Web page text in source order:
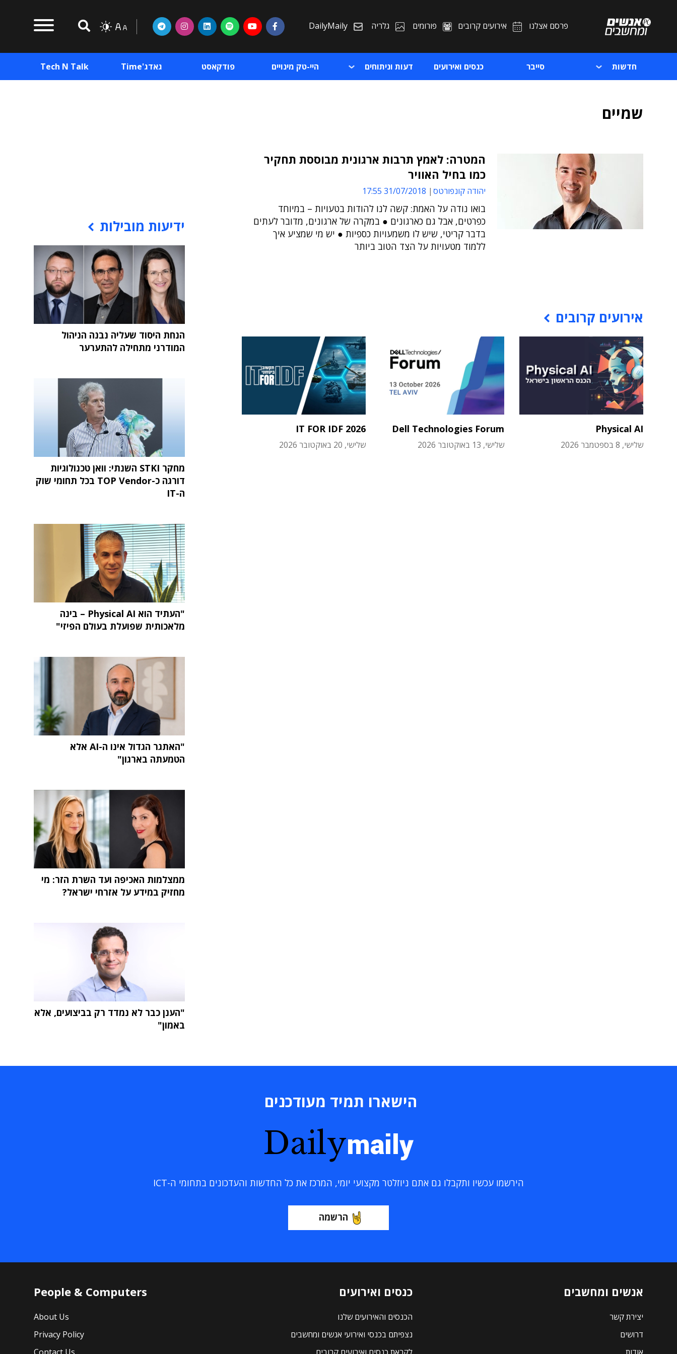
פרסם אצלנו אירועים קרובים פורומים גלריה DailyMaily
חדשות סייבר כנסים ואירועים דעות וניתוחים היי-טק מינויים פודקאסט גאדג'Time Tech N Talk
שמיים
המטרה: לאמץ תרבות ארגונית מבוססת תחקיר
כמו בחיל האוויר
יהודה קונפורטס 31/07/2018 17:55
בואו נודה על האמת: קשה לנו להודות בטעויות – במיוחד
כפרטים, אבל גם כארגונים ● במקרה של ארגונים, מדובר לעתים
בדבר קריטי, שיש לו משמעויות כספיות ● יש מי שמציע איך
ללמוד מטעויות על הצד הטוב ביותר
אירועים קרובים
Physical AI
שלישי, 8 בספטמבר 2026
Dell Technologies Forum
שלישי, 13 באוקטובר 2026
IT FOR IDF 2026
שלישי, 20 באוקטובר 2026
ידיעות מובילות
הנחת היסוד שעליה נבנה הניהול
המודרני מתחילה להתערער
מחקר STKI השנתי: וואן טכנולוגיות
דורגה כ-TOP Vendor בכל תחומי שוק
ה-IT
"העתיד הוא Physical AI – בינה
מלאכותית שפועלת בעולם הפיזי"
"האתגר הגדול אינו ה-AI אלא
הטמעתה בארגון"
ממצלמות האכיפה ועד השרת הזר: מי
מחזיק במידע על אזרחי ישראל?
"הענן כבר לא נמדד רק בביצועים, אלא
באמון"
הישארו תמיד מעודכנים
Dailymaily
הירשמו עכשיו ותקבלו גם אתם ניוזלטר מקצועי יומי, המרכז את כל החדשות והעדכונים בתחומי ה-ICT
הרשמה
אנשים ומחשבים
יצירת קשר
דרושים
כנסים ואירועים
הכנסים והאירועים שלנו
נצפיתם בכנסי ואירועי אנשים ומחשבים
People & Computers
About Us
Privacy Policy